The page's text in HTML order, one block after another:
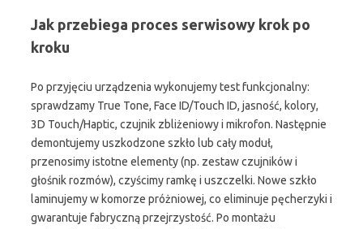
Jak przebiega proces serwisowy krok po
kroku
Po przyjęciu urządzenia wykonujemy test funkcjonalny:
sprawdzamy True Tone, Face ID/Touch ID, jasność, kolory,
3D Touch/Haptic, czujnik zbliżeniowy i mikrofon. Następnie
demontujemy uszkodzone szkło lub cały moduł,
przenosimy istotne elementy (np. zestaw czujników i
głośnik rozmów), czyścimy ramkę i uszczelki. Nowe szkło
laminujemy w komorze próżniowej, co eliminuje pęcherzyki i
gwarantuje fabryczną przejrzystość. Po montażu